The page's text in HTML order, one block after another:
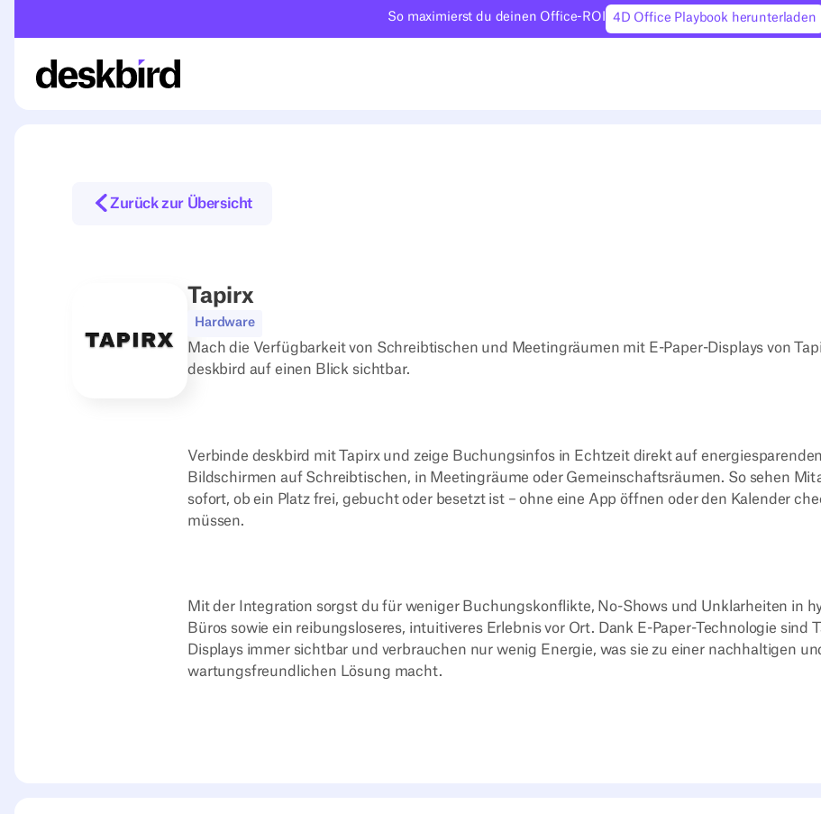
So maximierst du deinen Office-ROI 4D Office Playbook herunterladen
Zurück zur Übersicht
Tapirx
Hardware
Mach die Verfügbarkeit von Schreibtischen und Meetingräumen mit E-Paper-Displays von
deskbird auf einen Blick sichtbar.
Verbinde deskbird mit Tapirx und zeige Buchungsinfos in Echtzeit direkt auf
Bildschirmen auf Schreibtischen, in Meetingräume oder Gemeinschaftsräumen. So sehen
sofort, ob ein Platz frei, gebucht oder besetzt ist – ohne eine App öffnen oder den Kalender
müssen.
Mit der Integration sorgst du für weniger Buchungskonflikte, No-Shows und Unklarheiten in
Büros sowie ein reibungsloseres, intuitiveres Erlebnis vor Ort. Dank E-Paper-Technologie sind
Displays immer sichtbar und verbrauchen nur wenig Energie, was sie zu einer nachhaltigen
wartungsfreundlichen Lösung macht.